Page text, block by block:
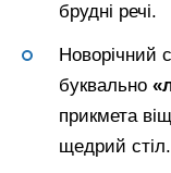
брудні речі.
Новорічний
буквально
прикмета
щедрий стіл.